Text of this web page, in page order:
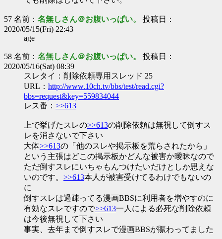
57 名前： 名無しさん＠お腹いっぱい。 投稿日：
2020/05/15(Fri) 22:43
age
58 名前： 名無しさん＠お腹いっぱい。 投稿日：
2020/05/16(Sat) 08:39
スレタイ：削除依頼専用スレッド 25
URL： http://www.10ch.tv/bbs/test/read.cgi?
bbs=request&key=559834044
レス番： >>613
上で挙げたスレの>>613の削除依頼は無視して倒すス
レを消さないで下さい
大体>>613の「他のスレや掲示板を荒らされたから」
という主張はどこの掲示板かどんな被害か曖昧なので
ただ倒すスレにいちゃもんつけたいだけとしか思えな
いのです。 >>613本人が被害受けてるわけでもないの
に
倒すスレは過疎ってる漫画BBSに利用者を増やすのに
有効なスレですので>>613一人による必死な削除依頼
は今後無視して下さい
事実、去年まで倒すスレで漫画BBSが賑わってました